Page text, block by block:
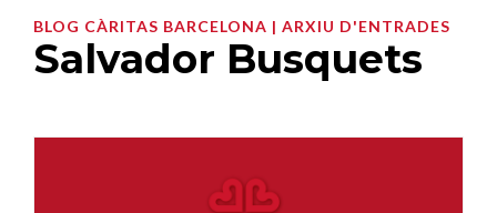
BLOG CÀRITAS BARCELONA | ARXIU D'ENTRADES
Salvador Busquets